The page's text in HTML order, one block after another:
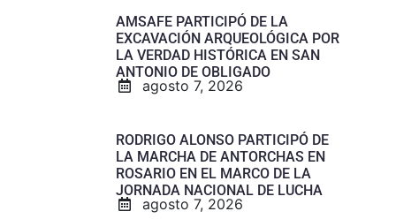
AMSAFE PARTICIPÓ DE LA
EXCAVACIÓN ARQUEOLÓGICA POR
LA VERDAD HISTÓRICA EN SAN
ANTONIO DE OBLIGADO
agosto 7, 2026
RODRIGO ALONSO PARTICIPÓ DE
LA MARCHA DE ANTORCHAS EN
ROSARIO EN EL MARCO DE LA
JORNADA NACIONAL DE LUCHA
agosto 7, 2026